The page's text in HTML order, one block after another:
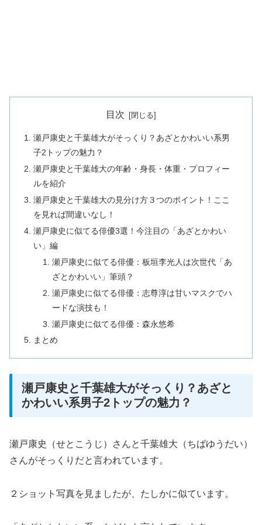
目次
瀬戸康史と千葉雄大がそっくり？あざとかわいい系男
子2トップの魅力？
瀬戸康史と千葉雄大の年齢・身長・体重・プロフィー
ルを紹介
瀬戸康史と千葉雄大の見分け方３つのポイント！ここ
を見れば間違いなし！
瀬戸康史に似てる俳優3選！今注目の「あざとかわい
い」編
瀬戸康史に似てる俳優：板垣李光人は次世代「あ
ざとかわいい」筆頭？
瀬戸康史に似てる俳優：志尊淳は甘いマスクでハ
ードな演技も！
瀬戸康史に似てる俳優：森永悠希
まとめ
瀬戸康史と千葉雄大がそっくり？あざと
かわいい系男子2トップの魅力？
瀬戸康史（せとこうじ）さんと千葉雄大（ちばゆうだい）
さんがそっくりだと言われています。
２ショット写真を見ましたが、たしかに似ています。